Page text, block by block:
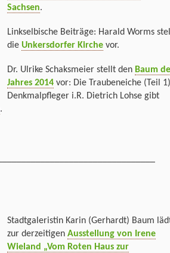
Sachsen.
Linkselbische Beiträge: Harald Worms
die Unkersdorfer Kirche vor.
Dr. Ulrike Schaksmeier stellt den Baum
Jahres 2014 vor: Die Traubeneiche (Teil 1)
Denkmalpfleger i.R. Dietrich Lohse gibt
.
Stadtgaleristin Karin (Gerhardt) Baum
zur derzeitigen Ausstellung von Irene
Wieland „Vom Roten Haus zur